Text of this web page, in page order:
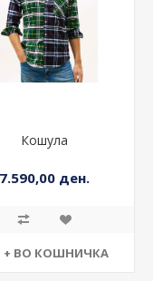
Кошула
7.590,00 ден.
+ ВО КОШНИЧКА